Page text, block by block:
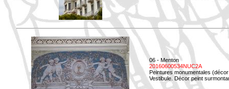
06 - Menton
20160600534NUC2A
Peintures monumentales
Vestibule. Décor peint